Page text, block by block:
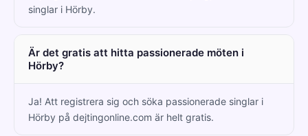
singlar i Hörby.
Är det gratis att hitta passionerade möten i
Hörby?
Ja! Att registrera sig och söka passionerade singlar i
Hörby på dejtingonline.com är helt gratis.